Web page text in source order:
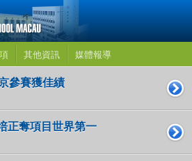
其他資訊 媒體報導
參賽獲佳績
正奪項目世界第一